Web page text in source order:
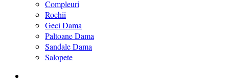
Compleuri
Rochii
Geci Dama
Paltoane Dama
Sandale Dama
Salopete